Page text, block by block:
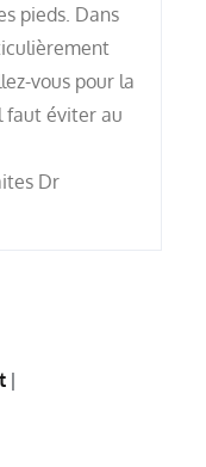
pieds. Dans
vous pour la
faut éviter au
Dr